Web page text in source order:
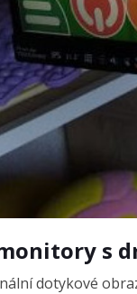
s
dotykové